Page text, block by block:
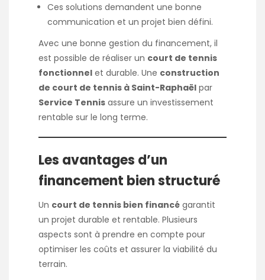
Ces solutions demandent une bonne
communication et un projet bien défini.
Avec une bonne gestion du financement, il
est possible de réaliser un court de tennis
fonctionnel et durable. Une construction
de court de tennis à Saint-Raphaël par
Service Tennis assure un investissement
rentable sur le long terme.
Les avantages d’un
financement bien structuré
Un court de tennis bien financé garantit
un projet durable et rentable. Plusieurs
aspects sont à prendre en compte pour
optimiser les coûts et assurer la viabilité du
terrain.